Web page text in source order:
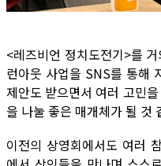
<레즈비언 정치도전기>를
런아웃 사업을 SNS를 통해
제안도 받으면서 여러 고민
을 나눌 좋은 매개체가 될 것
이전의 상영회에서도 여러